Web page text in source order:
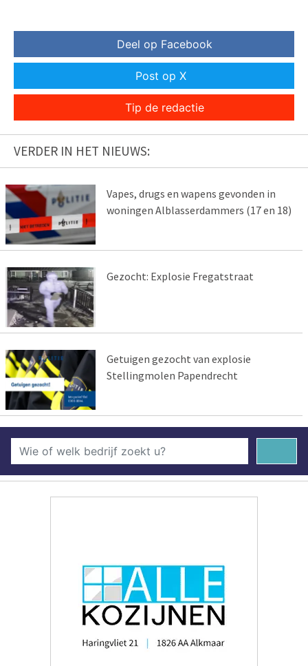
Deel op Facebook
Post op X
Tip de redactie
VERDER IN HET NIEUWS:
Vapes, drugs en wapens gevonden in
woningen Alblasserdammers (17 en 18)
Gezocht: Explosie Fregatstraat
Getuigen gezocht van explosie
Stellingmolen Papendrecht